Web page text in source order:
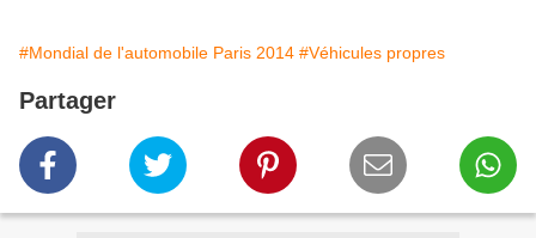
#Mondial de l'automobile Paris 2014 #Véhicules propres
Partager